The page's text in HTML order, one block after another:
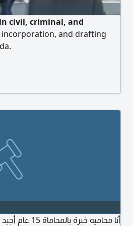
civil, criminal, and
and drafting
أنا محاميه